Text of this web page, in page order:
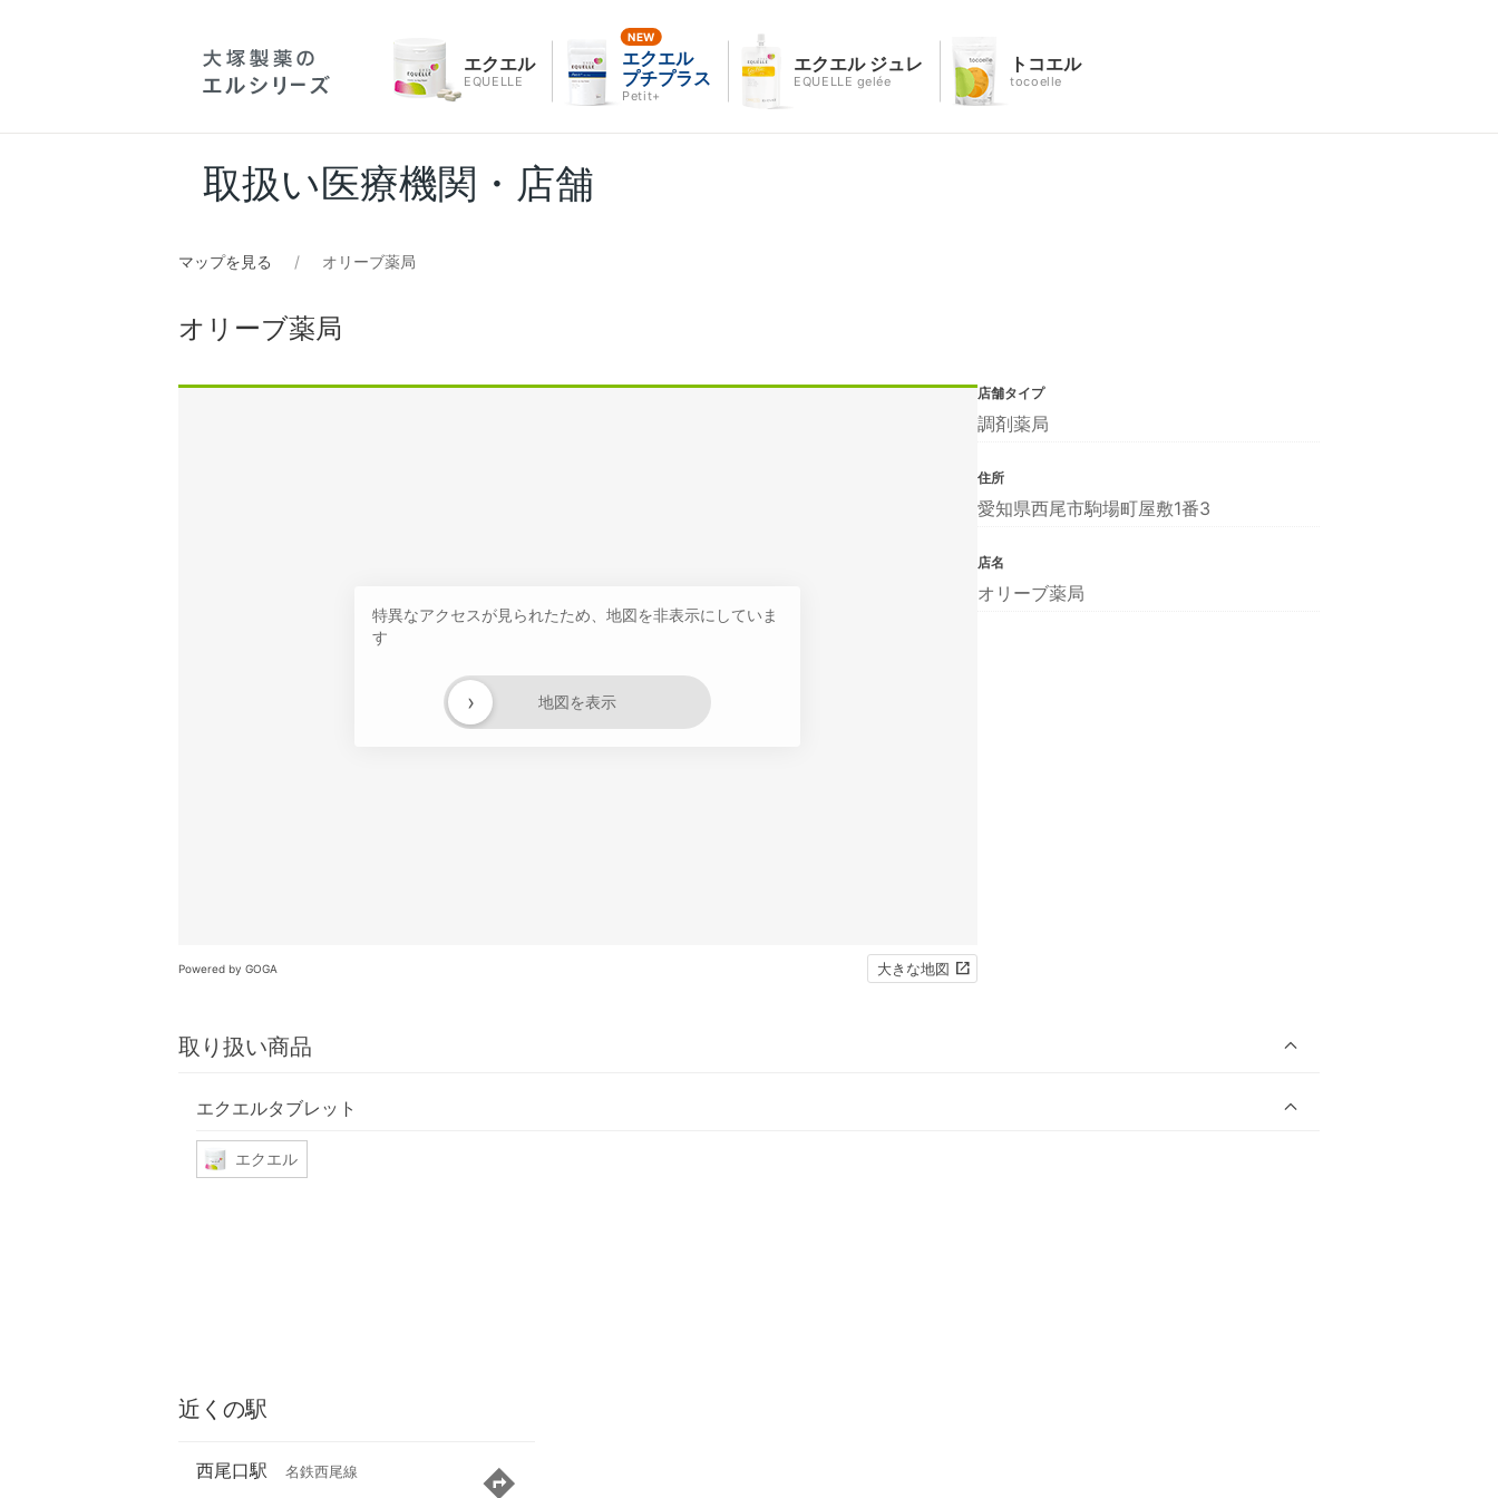
エクエル
EQUELLE
エクエル
プチプラス
Petit+
エクエル ジュレ
EQUELLE gelée
トコエル
tocoelle
取扱い医療機関・店舗
マップを見る オリーブ薬局
オリーブ薬局
特異なアクセスが見られたため、地図を非表示にしていま
す
地図を表示
›
Powered by GOGA 大きな地図
取り扱い商品
エクエルタブレット
エクエル
店舗タイプ
調剤薬局
住所
愛知県西尾市駒場町屋敷1番3
店名
オリーブ薬局
近くの駅
西尾口駅 名鉄西尾線